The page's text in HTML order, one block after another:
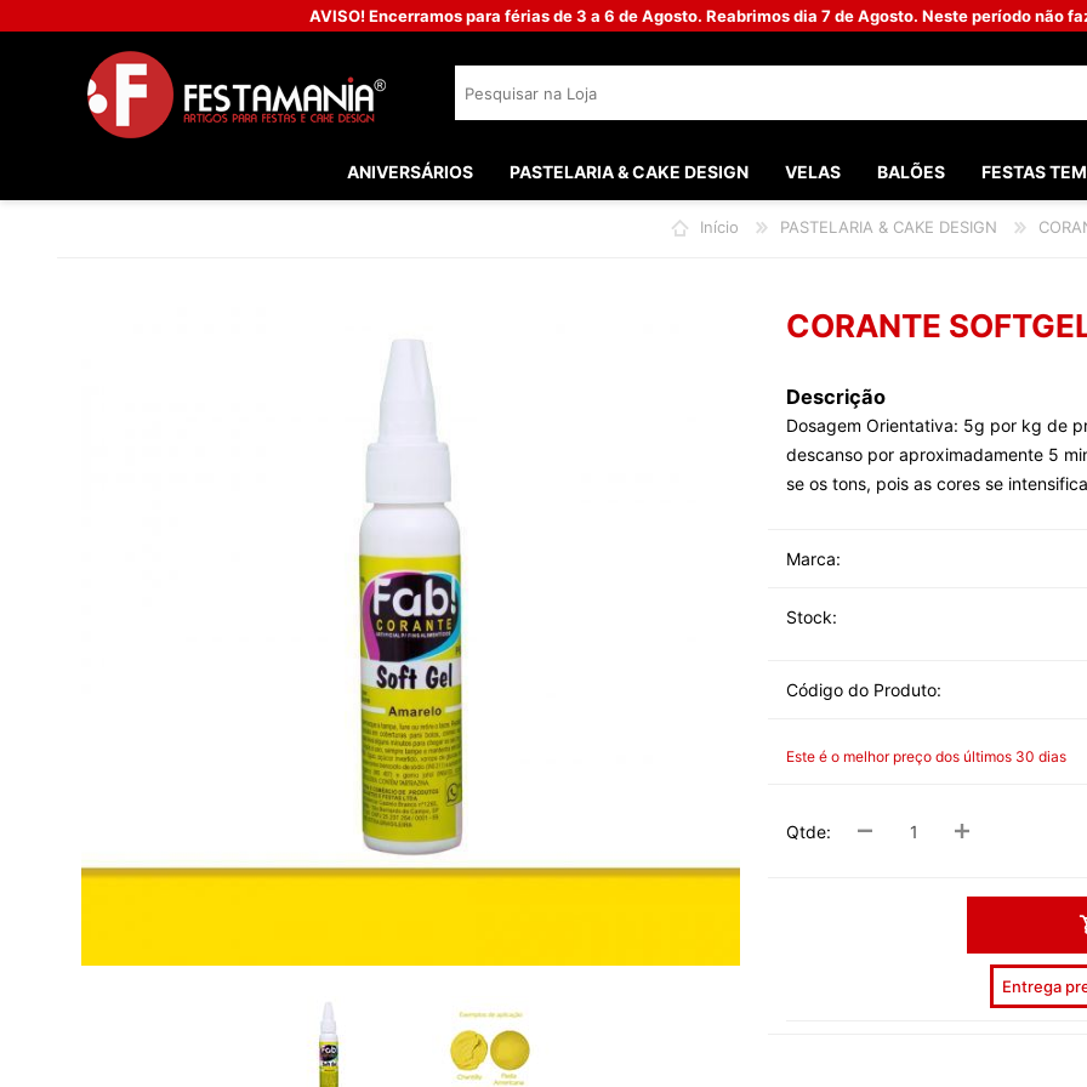
AVISO! Encerramos para férias de 3 a 6 de Agosto. Reabrimos dia 7 de Agosto. Neste período não
ANIVERSÁRIOS PASTELARIA & CAKE DESIGN VELAS BALÕES FESTAS
FESTA
CHÁ DO
NATAL
DIA
DIAS
Início PASTELARIA & CAKE DESIGN
CORANTE
Descrição
Dosagem Orientativa: 5g por kg de
descanso por aproximadamente 5
se os tons, pois as cores se
Marca:
Stock:
Código do Produto:
Este é o melhor preço dos últimos 30 dias
Qtde:
Entrega